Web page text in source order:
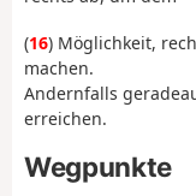
(16) Möglichkeit,
machen.
Andernfalls
erreichen.
Wegpunkte